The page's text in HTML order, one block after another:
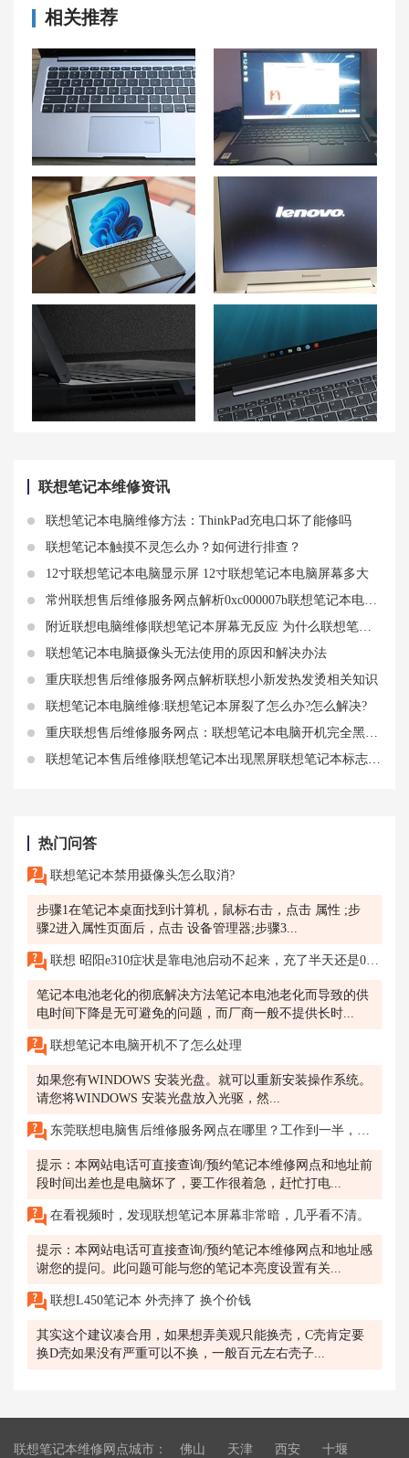
相关推荐
联想小新 Air笔记本触控板失灵怎么办？ 联想拯救者 Y9000P笔记本字体模糊问题解析
大学生口碑最好的笔记本电脑 罗列10款适合大学的笔记本电脑推荐 联想电脑黑屏电源键亮着怎么处理 联想笔记本黑屏进不去的解决方法
联想笔记本维修资讯
联想笔记本电脑维修方法：ThinkPad充电口坏了能修吗
联想笔记本触摸不灵怎么办？如何进行排查？
12寸联想笔记本电脑显示屏 12寸联想笔记本电脑屏幕多大
常州联想售后维修服务网点解析0xc000007b联想笔记本电脑蓝屏知识
附近联想电脑维修|联想笔记本屏幕无反应 为什么联想笔记本屏幕失灵了
联想笔记本电脑摄像头无法使用的原因和解决办法
重庆联想售后维修服务网点解析联想小新发热发烫相关知识
联想笔记本电脑维修:联想笔记本屏裂了怎么办?怎么解决?
重庆联想售后维修服务网点：联想笔记本电脑开机完全黑屏 联想开机完全没反应
联想笔记本售后维修|联想笔记本出现黑屏联想笔记本标志什么情况
热门问答
联想笔记本禁用摄像头怎么取消?
步骤1在笔记本桌面找到计算机，鼠标右击，点击 属性 ;步
骤2进入属性页面后，点击 设备管理器;步骤3...
联想 昭阳e310症状是靠电池启动不起来，充了半天还是0%，怎么办？
笔记本电池老化的彻底解决方法笔记本电池老化而导致的供
电时间下降是无可避免的问题，而厂商一般不提供长时...
联想笔记本电脑开机不了怎么处理
如果您有WINDOWS 安装光盘。就可以重新安装操作系统。
请您将WINDOWS 安装光盘放入光驱，然...
东莞联想电脑售后维修服务网点在哪里？工作到一半，联想笔记本死机屏幕静止不动怎么办
提示：本网站电话可直接查询/预约笔记本维修网点和地址前
段时间出差也是电脑坏了，要工作很着急，赶忙打电...
在看视频时，发现联想笔记本屏幕非常暗，几乎看不清。
提示：本网站电话可直接查询/预约笔记本维修网点和地址感
谢您的提问。此问题可能与您的笔记本亮度设置有关...
联想L450笔记本 外壳摔了 换个价钱
其实这个建议凑合用，如果想弄美观只能换壳，C壳肯定要
换D壳如果没有严重可以不换，一般百元左右壳子...
联想笔记本维修网点城市： 佛山 天津 西安 十堰